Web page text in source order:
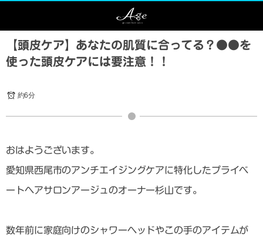
【頭皮ケア】あなたの肌質に合ってる？●●を
使った頭皮ケアには要注意！！
約6分
おはようございます。
愛知県西尾市のアンチエイジングケアに特化したプライベ
ートヘアサロンアージュのオーナー杉山です。
数年前に家庭向けのシャワーヘッドやこの手のアイテムが